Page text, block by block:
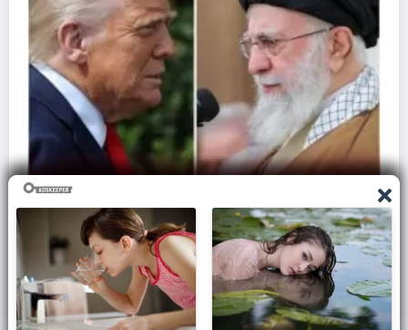
अमेरिकी सेना,
इज़राइल से क्यों नफ़रत करता था
60 Lakh मासूमों की जान..
March 7, 2026 Admin